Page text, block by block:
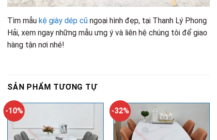
Tìm mẫu kệ giày dép cũ ngoại hình đẹp, tại Thanh Lý Phong
Hải, xem ngay những mẫu ưng ý và liên hệ chúng tôi để giao
hàng tận nơi nhé!
SẢN PHẨM TƯƠNG TỰ
-10% -32%